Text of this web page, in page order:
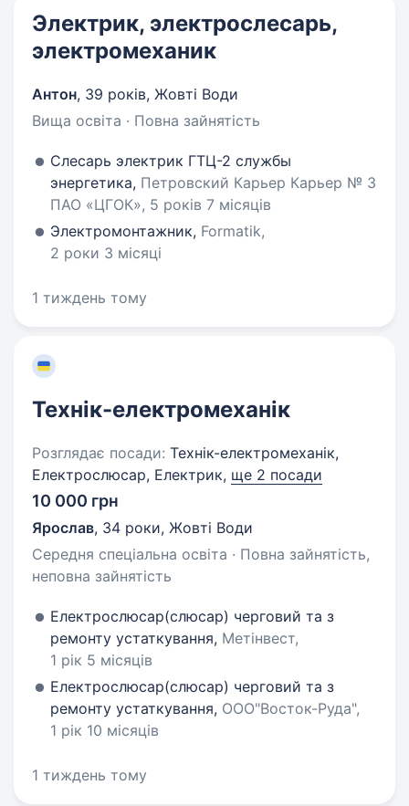
Электрик, электрослесарь,
электромеханик
Антон, 39 років, Жовті Води
Вища освіта · Повна зайнятість
Слесарь электрик ГТЦ-2 службы
энергетика, Петровский Карьер Карьер № 3
ПАО «ЦГОК», 5 років 7 місяців
Электромонтажник, Formatik,
2 роки 3 місяці
1 тиждень тому
Технік-електромеханік
Розглядає посади: Технік-електромеханік,
Електрослюсар, Електрик, ще 2 посади
10 000 грн
Ярослав, 34 роки, Жовті Води
Середня спеціальна освіта · Повна зайнятість,
неповна зайнятість
Електрослюсар(слюсар) черговий та з
ремонту устаткування, Метінвест,
1 рік 5 місяців
Електрослюсар(слюсар) черговий та з
ремонту устаткування, ООО"Восток-Руда",
1 рік 10 місяців
1 тиждень тому